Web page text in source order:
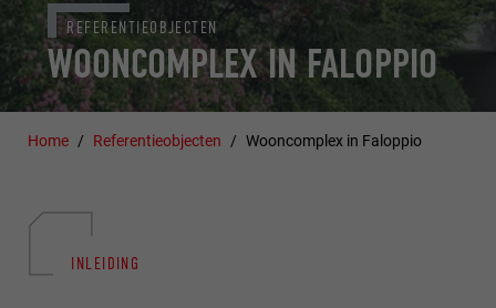
WOONCOMPLEX IN FALOPPIO
REFERENTIEOBJECTEN
Home Referentieobjecten Wooncomplex in Faloppio
INLEIDING